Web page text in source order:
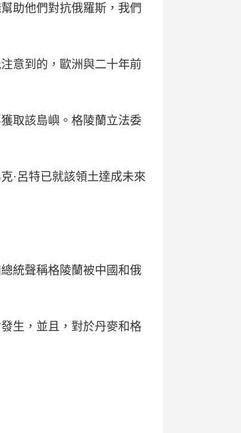
助他們對抗俄羅斯，我們
意到的，歐洲與二十年前
取該島嶼。格陵蘭立法委
·呂特已就該領土達成未來
統聲稱格陵蘭被中國和俄
生，並且，對於丹麥和格